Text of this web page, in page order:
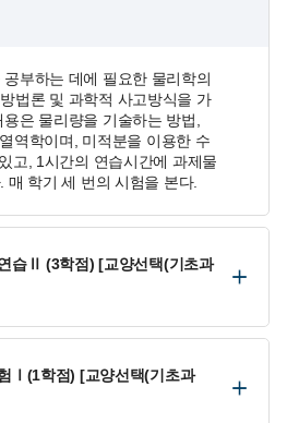
부하는 데에 필요한 물리학의
법론 및 과학적 사고방식을 가
은 물리량을 기술하는 방법,
역학이며, 미적분을 이용한 수
고, 1시간의 연습시간에 과제물
매 학기 세 번의 시험을 본다.
습Ⅱ (3학점) [교양선택(기초과
Ⅰ(1학점) [교양선택(기초과